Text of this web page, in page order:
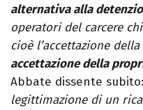
alternativa alla
operatori del carcere
cioè l’accettazione
accettazione della
Abbate dissente
legittimazione di un